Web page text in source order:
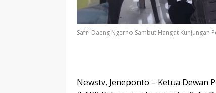
Safri Daeng Ngerho Sambut Hangat Kunjungan
Newstv, Jeneponto – Ketua Dewan